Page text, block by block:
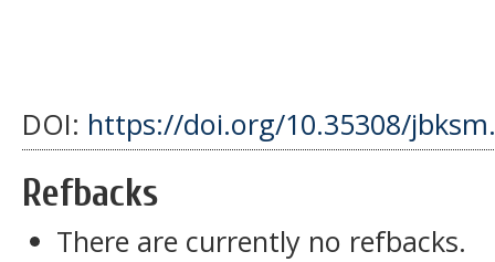
DOI: https://doi.org/10.35308/
Refbacks
There are currently no refbacks.